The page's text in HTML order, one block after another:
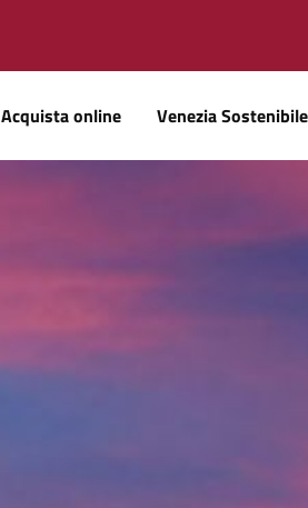
Acquista online Venezia Sostenibile